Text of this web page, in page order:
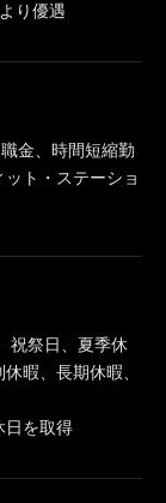
り優遇
金、時間短縮勤
ト・ステーショ
祝祭日、夏季休
暇、長期休暇、
日を取得